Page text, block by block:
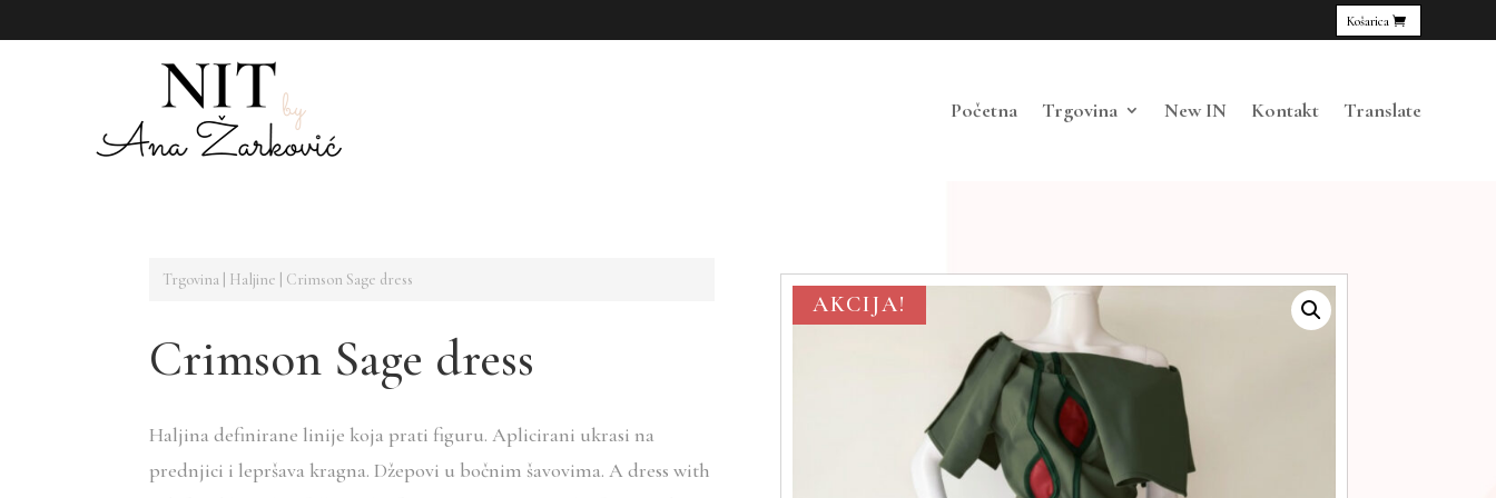
Košarica
Početna Trgovina New IN Kontakt Translate
Trgovina Haljine | Crimson Sage dress
Crimson Sage dress
Haljina definirane linije koja prati figuru. Aplicirani ukrasi na
prednjici i lepršava kragna. Džepovi u bočnim šavovima. A dress with
AKCIJA!